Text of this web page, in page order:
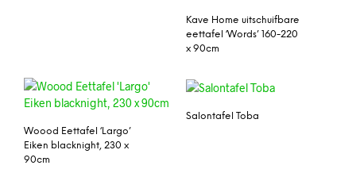
Kave Home uitschuifbare
eettafel ‘Words’ 160-220
x 90cm
Woood Eettafel ‘Largo’
Eiken blacknight, 230 x
90cm
Salontafel Toba